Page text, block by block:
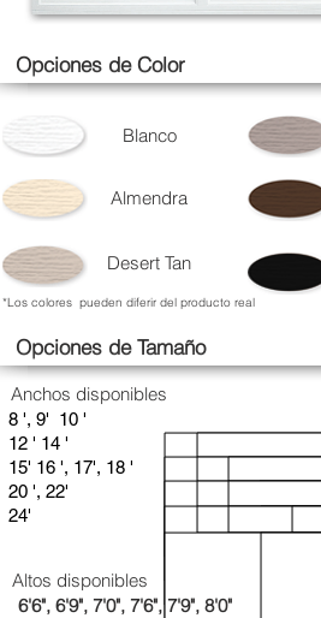
Opciones de Color
Blanco
Almendra
Desert Tan
*Los colores pueden diferir del producto real
Opciones de Tamaño
8 ', 9' 10 '
12 ' 14 '
15' 16 ', 17', 18 '
20 ', 22'
24'
Anchos disponibles
Altos disponibles
6'6", 6'9", 7'0", 7'6", 7'9", 8'0"